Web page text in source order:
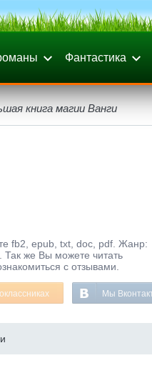
Фантастика
книга магии Ванги
fb2, epub, txt, doc, pdf. Жанр:
Так же Вы можете читать
с отзывами.
Мы